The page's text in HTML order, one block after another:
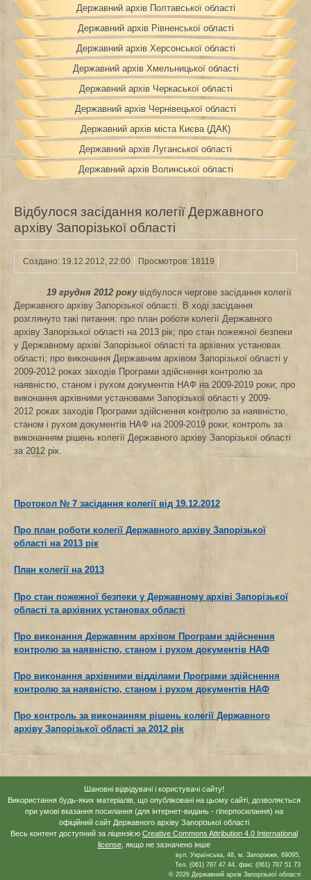
Державний архів Полтавської області
Державний архів Рівненської області
Державний архів Херсонської області
Державний архів Хмельницької області
Державний архів Черкаської області
Державний архів Чернівецької області
Державний архів міста Києва (ДАК)
Державний архів Луганської області
Державний архів Волинської області
Відбулося засідання колегії Державного
архіву Запорізької області
Создано: 19.12.2012, 22:00 Просмотров: 18119
19 грудня 2012 рокувідбулося чергове засідання колегії
Державного архіву Запорізької області. В ході засідання
розглянуто такі питання: про план роботи колегії Державного
архіву Запорізької області на 2013 рік; про стан пожежної безпеки
у Державному архіві Запорізької області та архівних установах
області; про виконання Державним архівом Запорізької області у
2009-2012 роках заходів Програми здійснення контролю за
наявністю, станом і рухом документів НАФ на 2009-2019 роки; про
виконання архівними установами Запорізької області у 2009-
2012 роках заходів Програми здійснення контролю за наявністю,
станом і рухом документів НАФ на 2009-2019 роки; контроль за
виконанням рішень колегії Державного архіву Запорізької області
за 2012 рік.
Протокол № 7 засідання колегії від 19.12.2012
Про план роботи колегії Державного архіву Запорізької
області на 2013 рік
План колегії на 2013
Про стан пожежної безпеки у Державному архіві Запорізької
області та архівних установах області
Про виконання Державним архівом Програми здійснення
контролю за наявністю, станом і рухом документів НАФ
Про виконання архівними відділами Програми здійснення
контролю за наявністю, станом і рухом документів НАФ
Про контроль за виконанням рішень колегії Державного
архіву Запорізької області за 2012 рік
Шановні відвідувачі і користувачі сайту!
Використання будь-яких матеріалів, що опубліковані на цьому сайті, дозволяється
при умові вказання посилання (для інтернет-видань - гіперпосилання) на
офіційний сайт Державного архіву Запорізької області
Весь контент доступний за ліцензією Creative Commons Attribution 4.0 International
license, якщо не зазначено інше
вул. Українська, 48, м. Запоріжжя, 69095,
Тел. (061) 787 47 44, факс (061) 787 51 73
© 2026 Державний архів Запорізької області